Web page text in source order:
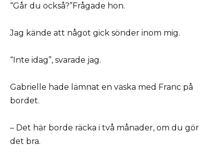
“Går du också?”Frågade hon.
Jag kände att något gick sönder inom mig.
“Inte idag”, svarade jag.
Gabrielle hade lämnat en väska med Franc på
bordet.
– Det här borde räcka i två månader, om du gör
det bra.